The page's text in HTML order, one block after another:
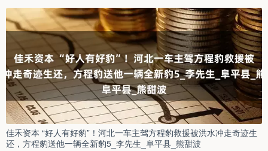
佳禾资本 “好人有好豹”！河北一车主驾方程豹救援被洪水冲走奇迹生
还，方程豹送他一辆全新豹5_李先生_阜平县_熊甜波